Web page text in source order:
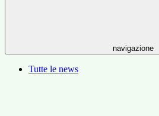
navigazione
Tutte le news